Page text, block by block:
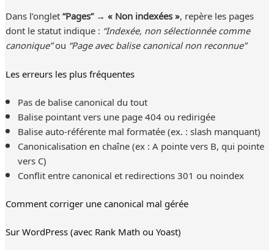
Dans l’onglet“Pages” → « Non indexées », repère les pages
dont le statut indique : “Indexée, non sélectionnée comme
canonique”ou “Page avec balise canonical non reconnue”
Les erreurs les plus fréquentes
Pas de balise canonical du tout
Balise pointant vers une page 404 ou redirigée
Balise auto-référente mal formatée (ex. : slash manquant)
Canonicalisation en chaîne (ex : A pointe vers B, qui pointe
vers C)
Conflit entre canonical et redirections 301 ou noindex
Comment corriger une canonical mal gérée
Sur WordPress (avec Rank Math ou Yoast)